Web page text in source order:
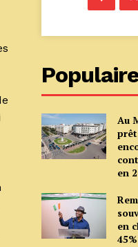
Au
en
en